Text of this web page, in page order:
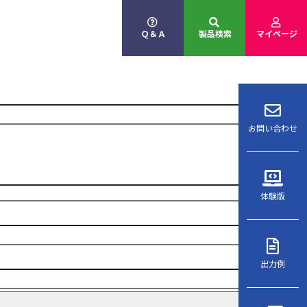
Ｑ＆Ａ 製品検索 マイページ
お問い合わせ
体験版
出力例